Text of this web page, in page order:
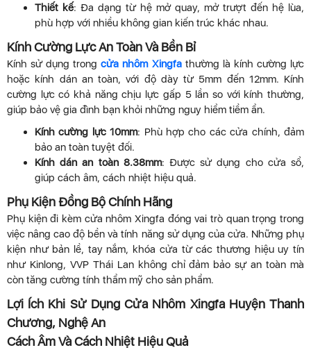
Thiết kế: Đa dạng từ hệ mở quay, mở trượt đến hệ lùa,
phù hợp với nhiều không gian kiến trúc khác nhau.
Kính Cường Lực An Toàn Và Bền Bỉ
Kính sử dụng trongcửa nhôm Xingfathường là kính cường lực
hoặc kính dán an toàn, với độ dày từ 5mm đến 12mm. Kính
cường lực có khả năng chịu lực gấp 5 lần so với kính thường,
giúp bảo vệ gia đình bạn khỏi những nguy hiểm tiềm ẩn.
Kính cường lực 10mm: Phù hợp cho các cửa chính, đảm
bảo an toàn tuyệt đối.
Kính dán an toàn 8.38mm: Được sử dụng cho cửa sổ,
giúp cách âm, cách nhiệt hiệu quả.
Phụ Kiện Đồng Bộ Chính Hãng
Phụ kiện đi kèm cửa nhôm Xingfa đóng vai trò quan trọng trong
việc nâng cao độ bền và tính năng sử dụng của cửa. Những phụ
kiện như bản lề, tay nắm, khóa cửa từ các thương hiệu uy tín
như Kinlong, VVP Thái Lan không chỉ đảm bảo sự an toàn mà
còn tăng cường tính thẩm mỹ cho sản phẩm.
Lợi Ích Khi Sử Dụng Cửa Nhôm Xingfa Huyện Thanh
Chương, Nghệ An
Cách Âm Và Cách Nhiệt Hiệu Quả